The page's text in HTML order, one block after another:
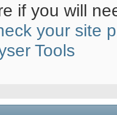
if you will
your site
Tools